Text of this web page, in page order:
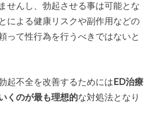
せんし、勃起させる事は可能とな
による健康リスクや副作用などの
って性行為を行うべきではないと
起不全を改善するためにはED治療
くのが最も理想的な対処法となり